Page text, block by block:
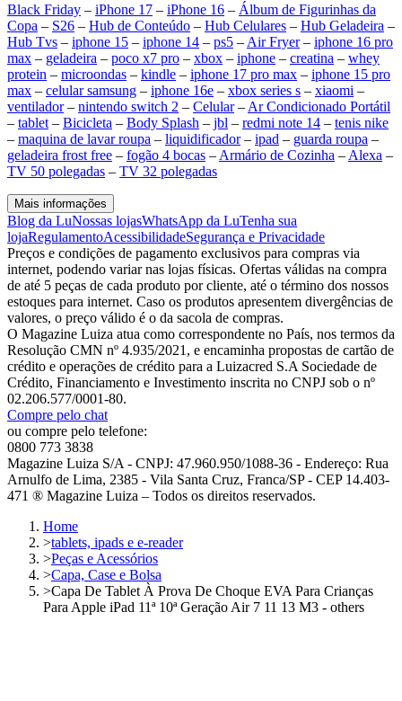
Black Friday – iPhone 17 – iPhone 16 – Álbum de Figurinhas da
Copa – S26 – Hub de Conteúdo – Hub Celulares – Hub Geladeira –
Hub Tvs – iphone 15 – iphone 14 – ps5 – Air Fryer– iphone 16 pro
max – geladeira – poco x7 pro – xbox – iphone – creatina – whey
protein – microondas – kindle – iphone 17 pro max – iphone 15 pro
max – celular samsung – iphone 16e – xbox series s – xiaomi –
ventilador– nintendo switch 2 – Celular– Ar Condicionado Portátil
– tablet – Bicicleta – Body Splash – jbl – redmi note 14 – tenis nike
– maquina de lavar roupa – liquidificador– ipad – guarda roupa –
geladeira frost free – fogão 4 bocas – Armário de Cozinha – Alexa –
TV 50 polegadas – TV 32 polegadas
Mais informações
Blog da LuNossas lojasWhatsApp da LuTenha sua
lojaRegulamentoAcessibilidadeSegurança e Privacidade
Preços e condições de pagamento exclusivos para compras via
internet, podendo variar nas lojas físicas. Ofertas válidas na compra
de até 5 peças de cada produto por cliente, até o término dos nossos
estoques para internet. Caso os produtos apresentem divergências de
valores, o preço válido é o da sacola de compras.
O Magazine Luiza atua como correspondente no País, nos termos da
Resolução CMN nº 4.935/2021, e encaminha propostas de cartão de
crédito e operações de crédito para a Luizacred S.A Sociedade de
Crédito, Financiamento e Investimento inscrita no CNPJ sob o nº
02.206.577/0001-80.
Compre pelo chat
ou compre pelo telefone:
0800 773 3838
Magazine Luiza S/A - CNPJ: 47.960.950/1088-36 - Endereço: Rua
Arnulfo de Lima, 2385 - Vila Santa Cruz, Franca/SP - CEP 14.403-
471 ® Magazine Luiza – Todos os direitos reservados.
Home
>tablets, ipads e e-reader
>Peças e Acessórios
>Capa, Case e Bolsa
>Capa De Tablet À Prova De Choque EVA Para Crianças
Para Apple iPad 11ª 10ª Geração Air 7 11 13 M3 - others